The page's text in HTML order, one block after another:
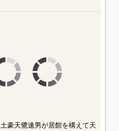
豪天鷺速男が居館を構えて天